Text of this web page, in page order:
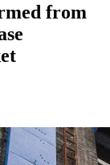
from